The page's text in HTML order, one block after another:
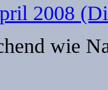
2008
wie